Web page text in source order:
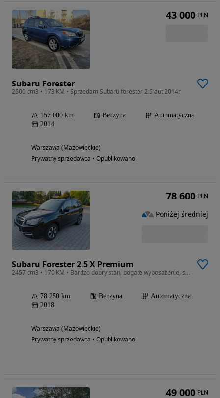
Subaru Forester
2500 cm3 • 173 KM • Sprzedam Subaru forester 2.5 aut 2014r
157 000 km Benzyna
Automatyczna
2014
Warszawa (Mazowieckie)
Prywatny sprzedawca • Opublikowano
43 000 PLN
Subaru Forester 2.5 X Premium
2457 cm3 • 170 KM • Bardzo dobry stan, bogate wyposażenie, serwisowany
78 250 km Benzyna
Automatyczna
2018
Warszawa (Mazowieckie)
Prywatny sprzedawca • Opublikowano
78 600 PLN
Poniżej średniej
49 000 PLN